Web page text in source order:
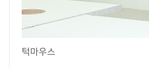
턱마우스